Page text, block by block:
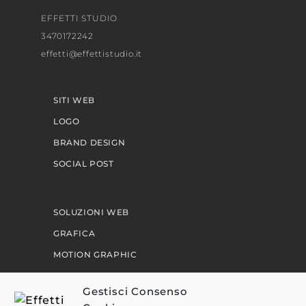
Gestisci Consenso
EFFETTI STUDIO
3470172242
effetti@effettistudio.it
SITI WEB
LOGO
BRAND DESIGN
SOCIAL POST
SOLUZIONI WEB
GRAFICA
MOTION GRAPHIC
PERCORSI